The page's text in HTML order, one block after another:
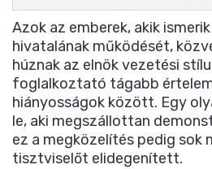
Azok az emberek, akik
hivatalának működését,
húznak az elnök vezetési
foglalkoztató tágabb
hiányosságok között. Egy
le, aki megszállottan
ez a megközelítés pedig sok
tisztviselőt elidegenített.